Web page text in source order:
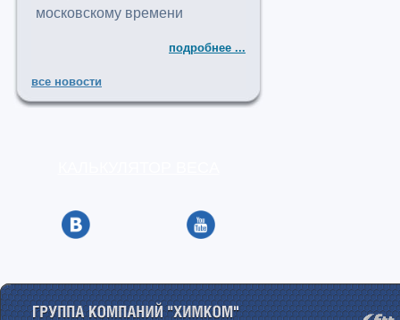
московскому времени
подробнее ...
все новости